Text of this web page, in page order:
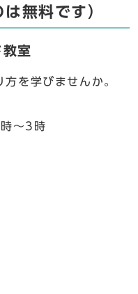
無料です）
室
を学びませんか。
～3時